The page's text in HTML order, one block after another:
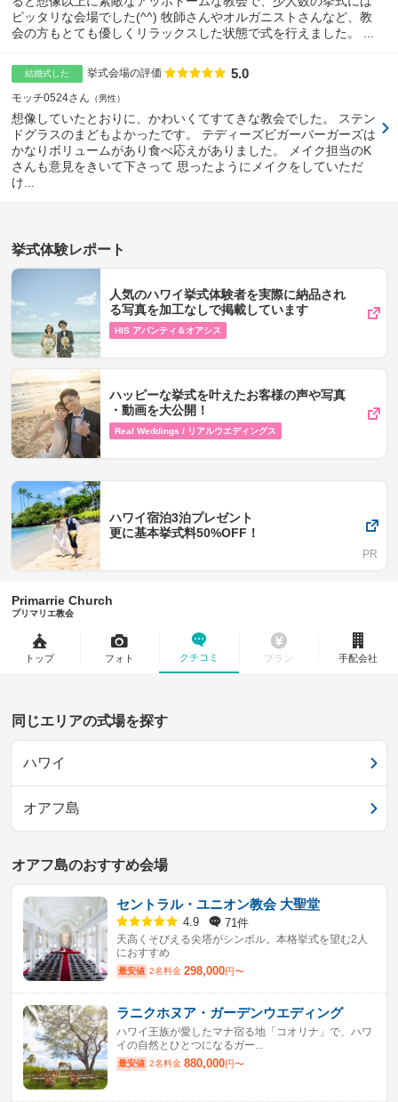
ピッタリな会場でした(^^) 牧師さんやオルガニストさんなど、教
会の方もとても優しくリラックスした状態で式を行えました。 ...
結婚式した 挙式会場の評価 点数
5.0
モッチ0524さん 男性
想像していたとおりに、かわいくてすてきな教会でした。 ステン
ドグラスのまどもよかったです。 テディーズビガーバーガーズは
かなりボリュームがあり食べ応えがありました。 メイク担当のK
さんも意見をきいて下さって 思ったようにメイクをしていただ
け...
挙式体験レポート
人気のハワイ挙式体験者を実際に納品され
る写真を加工なしで掲載しています
HIS アバンティ＆オアシス
ハッピーな挙式を叶えたお客様の声や写真​
・動画を​大公開！
Real Weddings / リアルウエディングス
ハワイ宿泊3泊プレゼント
更に基本挙式料50%OFF！
Primarrie Church
プリマリエ教会
トップ フォト クチコミ プラン 手配会社
同じエリアの式場を探す
ハワイ
オアフ島
オアフ島のおすすめ会場
セントラル・ユニオン教会 大聖堂
4.9 71件
天高くそびえる尖塔がシンボル。本格挙式を望む2人
におすすめ
最安値 2名料金 298,000円〜
ラニクホヌア・ガーデンウエディング
ハワイ王族が愛したマナ宿る地「コオリナ」で、ハワ
イの自然とひとつになるガー...
最安値 2名料金 880,000円〜